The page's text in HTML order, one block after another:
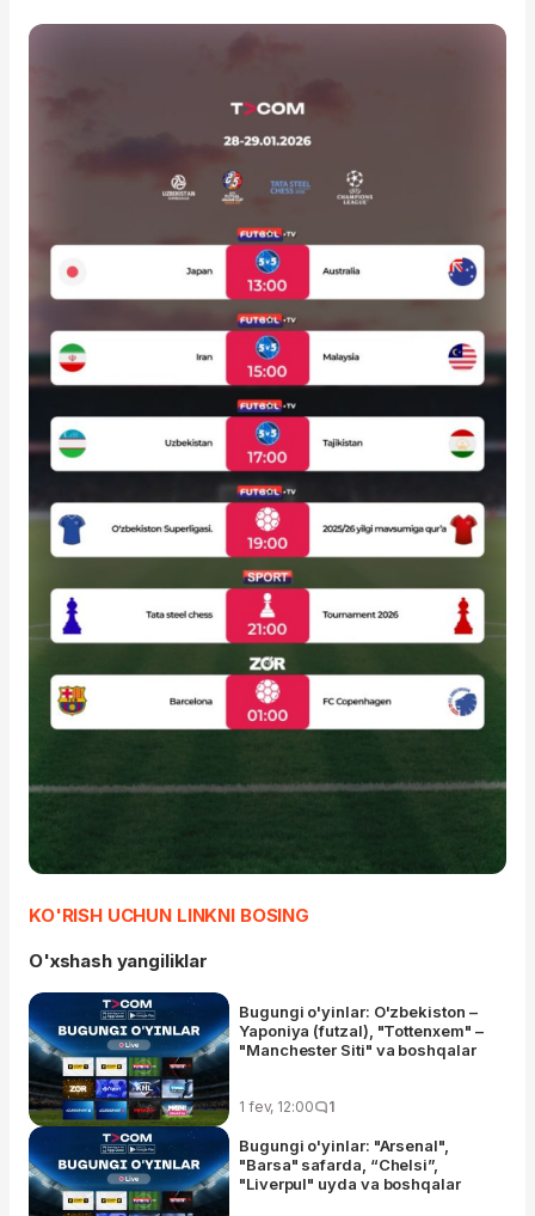
KO'RISH UCHUN LINKNI BOSING
O'xshash yangiliklar
Bugungi o'yinlar: O'zbekiston –
Yaponiya (futzal), "Tottenxem" –
"Manchester Siti" va boshqalar
1 fev, 12:00 1
Bugungi o'yinlar: "Arsenal",
"Barsa" safarda, “Chelsi”,
"Liverpul" uyda va boshqalar